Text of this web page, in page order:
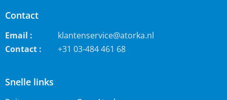
Snelle links
Contact
Email :
klantenservice@atorka.nl
Contact :
+31 03-484 461 68